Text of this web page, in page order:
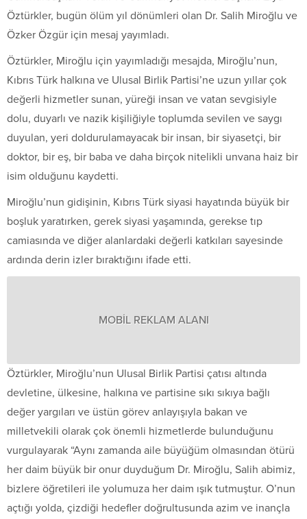
Öztürkler, bugün ölüm yıl dönümleri olan Dr. Salih Miroğlu ve
Özker Özgür için mesaj yayımladı.
Öztürkler, Miroğlu için yayımladığı mesajda, Miroğlu’nun,
Kıbrıs Türk halkına ve Ulusal Birlik Partisi’ne uzun yıllar çok
değerli hizmetler sunan, yüreği insan ve vatan sevgisiyle
dolu, duyarlı ve nazik kişiliğiyle toplumda sevilen ve saygı
duyulan, yeri doldurulamayacak bir insan, bir siyasetçi, bir
doktor, bir eş, bir baba ve daha birçok nitelikli unvana haiz bir
isim olduğunu kaydetti.
Miroğlu’nun gidişinin, Kıbrıs Türk siyasi hayatında büyük bir
boşluk yaratırken, gerek siyasi yaşamında, gerekse tıp
camiasında ve diğer alanlardaki değerli katkıları sayesinde
ardında derin izler bıraktığını ifade etti.
MOBİL REKLAM ALANI
Öztürkler, Miroğlu’nun Ulusal Birlik Partisi çatısı altında
devletine, ülkesine, halkına ve partisine sıkı sıkıya bağlı
değer yargıları ve üstün görev anlayışıyla bakan ve
milletvekili olarak çok önemli hizmetlerde bulunduğunu
vurgulayarak “Aynı zamanda aile büyüğüm olmasından ötürü
her daim büyük bir onur duyduğum Dr. Miroğlu, Salih abimiz,
bizlere öğretileri ile yolumuza her daim ışık tutmuştur. O’nun
açtığı yolda, çizdiği hedefler doğrultusunda azim ve inançla